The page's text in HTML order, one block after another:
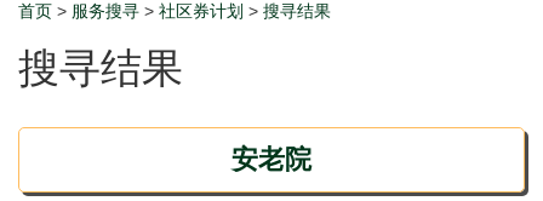
Breadcrumb
首页 > 服务搜寻 > 社区券计划 > 搜寻结果
搜寻结果
安老院